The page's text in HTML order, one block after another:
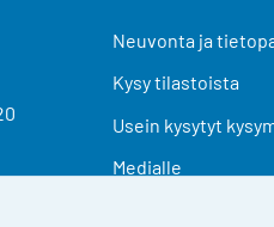
Neuvonta ja
Kysy tilastoista
Usein kysytyt
Medialle